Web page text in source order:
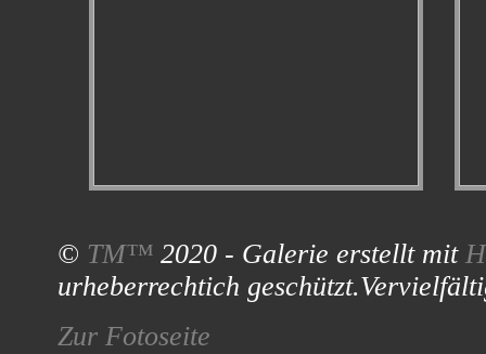
© TM™ 2020 - Galerie erstellt mit
urheberrechtich
Zur Fotoseite